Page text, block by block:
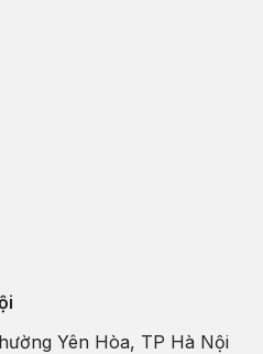
Ở phố cổ này không có xe
Yên Hòa, TP Hà Nội